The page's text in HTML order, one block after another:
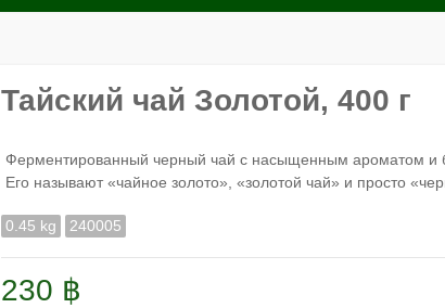
Тайский чай Золотой, 400 г
Ферментированный черный чай с насыщенным ароматом и
Его называют «чайное золото», «золотой чай» и просто
0.45 kg 240005
230 ฿